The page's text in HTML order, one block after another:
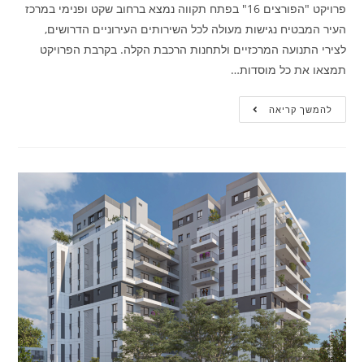
פרויקט "הפורצים 16" בפתח תקווה נמצא ברחוב שקט ופנימי במרכז
העיר המבטיח נגישות מעולה לכל השירותים העירוניים הדרושים,
לצירי התנועה המרכזיים ולתחנות הרכבת הקלה. בקרבת הפרויקט
תמצאו את כל מוסדות…
להמשך קריאה